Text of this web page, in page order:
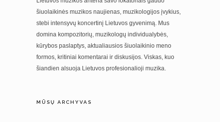
šiuolaikinės muzikos naujienas, muzikologijos įvykius,
stebi intensyvų koncertinį Lietuvos gyvenimą. Mus
domina kompozitorių, muzikologų individualybės,
kūrybos paslaptys, aktualiausios šiuolaikinio meno
formos, kritiniai komentarai ir diskusijos. Viskas, kuo
šiandien alsuoja Lietuvos profesionalioji muzika.
MŪSŲ ARCHYVAS